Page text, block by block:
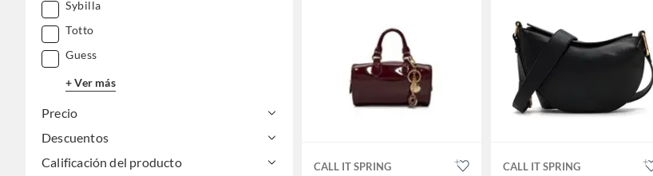
Sybilla
Totto
Guess
+ Ver más
Precio
Descuentos
Calificación del producto
CALL IT SPRING CALL IT SPRING